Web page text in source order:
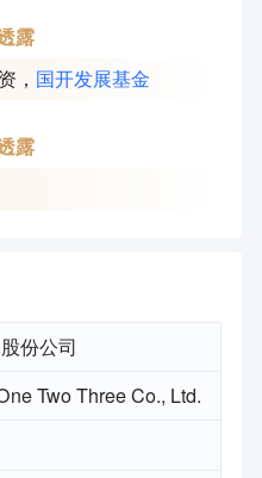
露
， 国开发展基金
露
份公司
Two Three Co., Ltd.